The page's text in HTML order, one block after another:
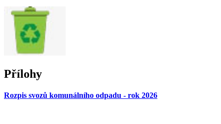
Přílohy
Rozpis svozů komunálního odpadu - rok 2026